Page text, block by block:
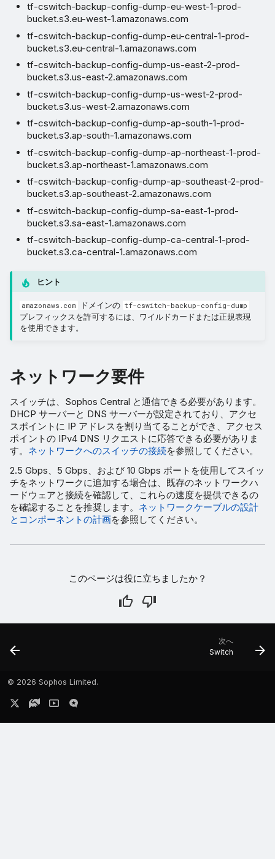
tf-cswitch-backup-config-dump-eu-west-1-prod-
bucket.s3.eu-west-1.amazonaws.com
tf-cswitch-backup-config-dump-eu-central-1-prod-
bucket.s3.eu-central-1.amazonaws.com
tf-cswitch-backup-config-dump-us-east-2-prod-
bucket.s3.us-east-2.amazonaws.com
tf-cswitch-backup-config-dump-us-west-2-prod-
bucket.s3.us-west-2.amazonaws.com
tf-cswitch-backup-config-dump-ap-south-1-prod-
bucket.s3.ap-south-1.amazonaws.com
tf-cswitch-backup-config-dump-ap-northeast-1-prod-
bucket.s3.ap-northeast-1.amazonaws.com
tf-cswitch-backup-config-dump-ap-southeast-2-prod-
bucket.s3.ap-southeast-2.amazonaws.com
tf-cswitch-backup-config-dump-sa-east-1-prod-
bucket.s3.sa-east-1.amazonaws.com
tf-cswitch-backup-config-dump-ca-central-1-prod-
bucket.s3.ca-central-1.amazonaws.com
ヒント
amazonaws.com ドメインの tf-cswitch-backup-config-dump
プレフィックスを許可するには、ワイルドカードまたは正規表現
を使用できます。
ネットワーク要件
スイッチは、Sophos Central と通信できる必要があります。
DHCP サーバーと DNS サーバーが設定されており、アクセ
スポイントに IP アドレスを割り当てることができ、アクセス
ポイントの IPv4 DNS リクエストに応答できる必要がありま
す。 ネットワークへのスイッチの接続を参照してください。
2.5 Gbps、5 Gbps、および 10 Gbps ポートを使用してスイッ
チをネットワークに追加する場合は、既存のネットワークハ
ードウェアと接続を確認して、これらの速度を提供できるの
を確認することを推奨します。 ネットワークケーブルの設計
とコンポーネントの計画を参照してください。
このページは役に立ちましたか？
次へ
Switch
© 2026 Sophos Limited.